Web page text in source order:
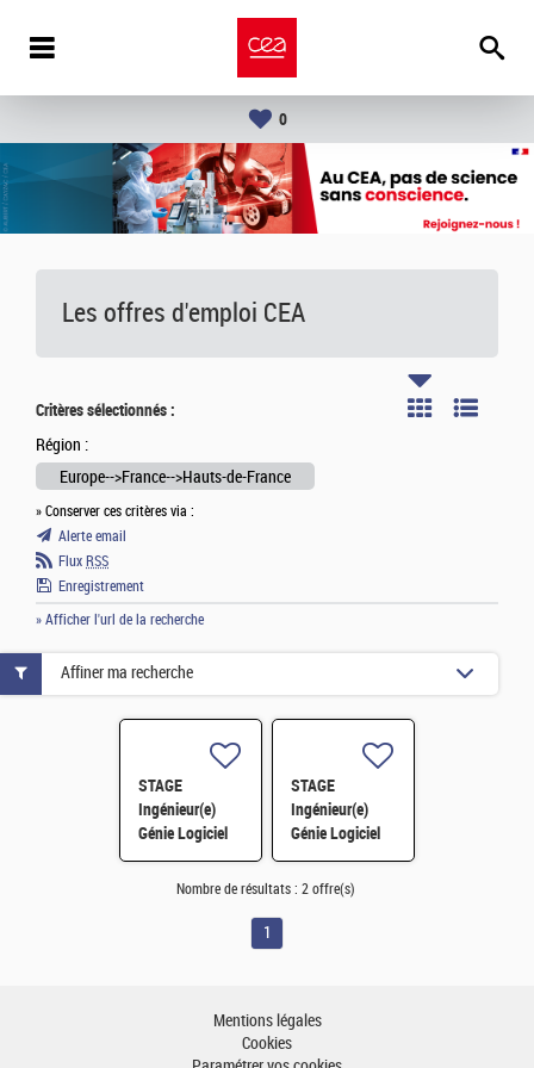
0
Les offres d'emploi CEA
Critères sélectionnés :
Région :
Europe-->France-->Hauts-de-France
» Conserver ces critères via :
Alerte email
Flux RSS
Enregistrement
» Afficher l'url de la recherche
STAGE
Ingénieur(e)
Génie Logiciel
Interfaces
Innovantes H/F
STAGE
Ingénieur(e)
Génie Logiciel
Modélisation et
Back H/F
Affiner ma recherche
Nombre de résultats : 2 offre(s)
1
Mentions légales
Cookies